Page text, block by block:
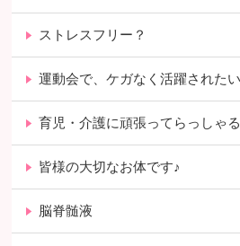
ストレスフリー？
運動会で、ケガなく活躍された
育児・介護に頑張ってらっしゃ
皆様の大切なお体です♪
脳脊髄液